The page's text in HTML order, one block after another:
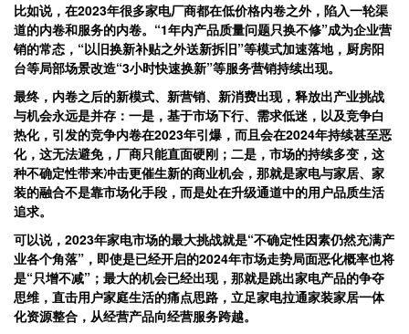
比如说，在2023年很多家电厂商都在低价格内卷之外，陷入一轮渠
道的内卷和服务的内卷。“1年内产品质量问题只换不修”成为企业营
销的常态，“以旧换新补贴之外送新拆旧”等模式加速落地，厨房阳
台等局部场景改造“3小时快速换新”等服务营销持续出现。
最终，内卷之后的新模式、新营销、新消费出现，释放出产业挑战
与机会永远是并存：一是，基于市场下行、需求低迷，以及竞争白
热化，引发的竞争内卷在2023年引爆，而且会在2024年持续甚至恶
化，这无法避免，厂商只能直面硬刚；二是，市场的持续多变，这
种不确定性带来冲击更催生新的商业机会，那就是家电与家居、家
装的融合不是靠市场化手段，而是处在升级通道中的用户品质生活
追求。
可以说，2023年家电市场的最大挑战就是“不确定性因素仍然充满产
业各个角落”，即使是已经开启的2024年市场走势局面恶化概率也将
是“只增不减”；最大的机会已经出现，那就是跳出家电产品的争夺
思维，直击用户家庭生活的痛点思路，立足家电拉通家装家居一体
化资源整合，从经营产品向经营服务跨越。